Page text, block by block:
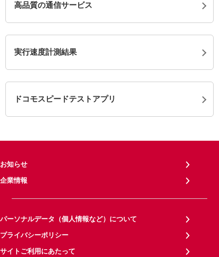
高品質の通信サービス
実行速度計測結果
ドコモスピードテストアプリ
お知らせ
企業情報
パーソナルデータ（個人情報など）について
プライバシーポリシー
サイトご利用にあたって